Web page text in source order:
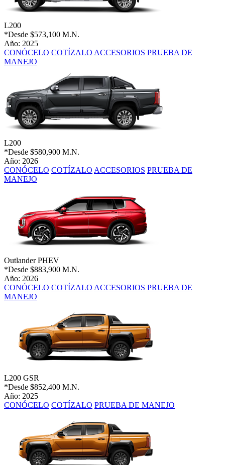
L200
*Desde $573,100 M.N.
Año: 2025
CONÓCELO COTÍZALO ACCESORIOS PRUEBA DE
MANEJO
L200
*Desde $580,900 M.N.
Año: 2026
CONÓCELO COTÍZALO ACCESORIOS PRUEBA DE
MANEJO
Outlander PHEV
*Desde $883,900 M.N.
Año: 2026
CONÓCELO COTÍZALO ACCESORIOS PRUEBA DE
MANEJO
L200 GSR
*Desde $852,400 M.N.
Año: 2025
CONÓCELO COTÍZALO PRUEBA DE MANEJO